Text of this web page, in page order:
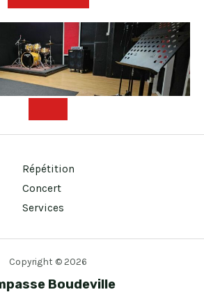
Répétition
Concert
Services
Copyright © 2026
Boudeville